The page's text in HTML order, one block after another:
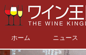
ホーム ニュース